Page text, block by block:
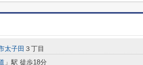
太子田 ３丁目
」駅 徒歩18分